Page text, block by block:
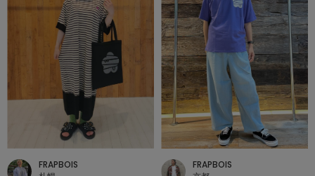
FRAPBOIS
FRAPBOIS